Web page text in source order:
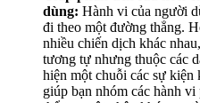
dùng: Hành vi của người
đi theo một đường thẳng.
nhiều chiến dịch khác
tương tự nhưng thuộc các
hiện một chuỗi các sự
giúp bạn nhóm các hành